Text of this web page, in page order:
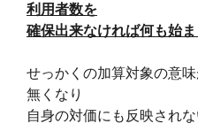
利用者数を
確保出来なければ何も始ま
せっかくの加算対象の意
無くなり
自身の対価にも反映されな